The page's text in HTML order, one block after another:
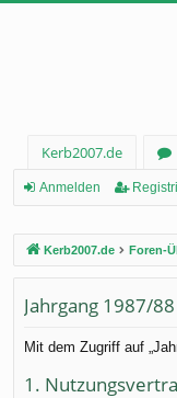
Kerb2007.de
Anmelden
Kerb2007.de Foren-
Jahrgang 1987/
Mit dem Zugriff auf
1.